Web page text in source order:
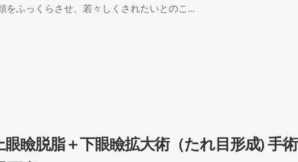
ふっくらさせ、若々しくされたいとのこ...
眼瞼脱脂＋下眼瞼拡大術（たれ目形成) 手術